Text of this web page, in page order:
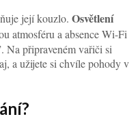
její kouzlo. Osvětlení
atmosféru a absence Wi-Fi
Na připraveném vařiči si
a užijete si chvíle pohody v